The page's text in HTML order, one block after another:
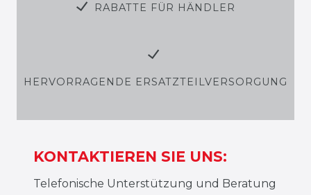
RABATTE FÜR HÄNDLER
HERVORRAGENDE ERSATZTEILVERSORGUNG
KONTAKTIEREN SIE UNS:
Telefonische Unterstützung und Beratung